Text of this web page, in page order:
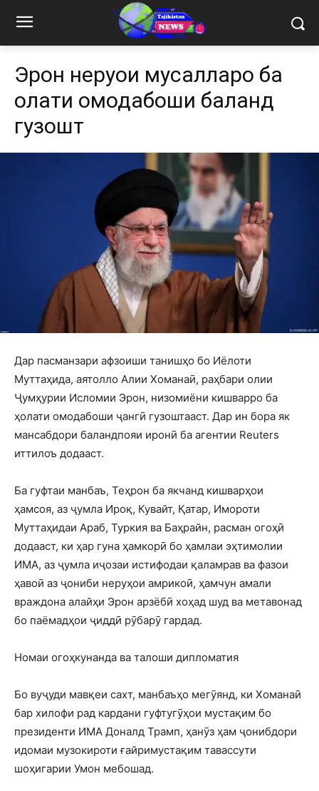
Эрон неруҳои мусаллаҳро ба
ҳолати омодабоши баланд
гузошт
Дар пасманзари афзоиши танишҳо бо Иёлоти
Муттаҳида, аятолло Алии Хоманаӣ, раҳбари олии
Ҷумҳурии Исломии Эрон, низомиёни кишварро ба
ҳолати омодабоши ҷангӣ гузоштааст. Дар ин бора як
мансабдори баландпояи иронӣ ба агентии Reuters
иттилоъ додааст.
Ба гуфтаи манбаъ, Теҳрон ба якчанд кишварҳои
ҳамсоя, аз ҷумла Ироқ, Кувайт, Қатар, Имороти
Муттаҳидаи Араб, Туркия ва Баҳрайн, расман огоҳӣ
додааст, ки ҳар гуна ҳамкорӣ бо ҳамлаи эҳтимолии
ИМА, аз ҷумла иҷозаи истифодаи қаламрав ва фазои
ҳавоӣ аз ҷониби неруҳои амрикоӣ, ҳамчун амали
враждона алайҳи Эрон арзёбӣ хоҳад шуд ва метавонад
бо паёмадҳои ҷиддӣ рӯбарӯ гардад.
Номаи огоҳкунанда ва талоши дипломатия
Бо вуҷуди мавқеи сахт, манбаъҳо мегӯянд, ки Хоманаӣ
бар хилофи рад кардани гуфтугӯҳои мустақим бо
президенти ИМА Доналд Трамп, ҳанӯз ҳам ҷонибдори
идомаи музокироти ғайримустақим тавассути
шоҳигарии Умон мебошад.